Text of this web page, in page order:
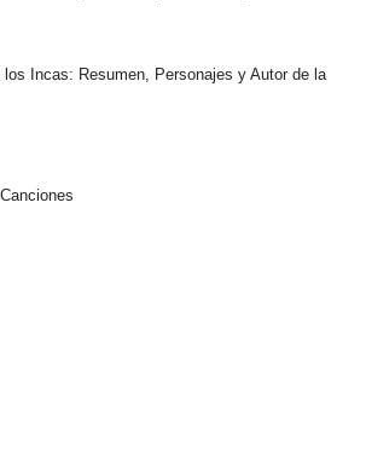
Incas: Resumen, Personajes y Autor de la